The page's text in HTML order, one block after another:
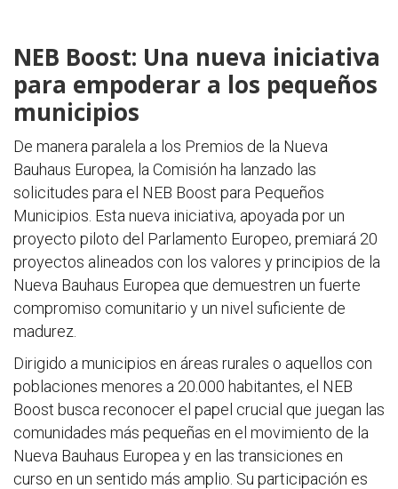
NEB Boost: Una nueva iniciativa
para empoderar a los pequeños
municipios
De manera paralela a los Premios de la Nueva
Bauhaus Europea, la Comisión ha lanzado las
solicitudes para el NEB Boost para Pequeños
Municipios. Esta nueva iniciativa, apoyada por un
proyecto piloto del Parlamento Europeo, premiará 20
proyectos alineados con los valores y principios de la
Nueva Bauhaus Europea que demuestren un fuerte
compromiso comunitario y un nivel suficiente de
madurez.
Dirigido a municipios en áreas rurales o aquellos con
poblaciones menores a 20.000 habitantes, el NEB
Boost busca reconocer el papel crucial que juegan las
comunidades más pequeñas en el movimiento de la
Nueva Bauhaus Europea y en las transiciones en
curso en un sentido más amplio. Su participación es